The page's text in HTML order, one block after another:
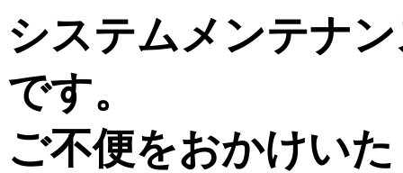
システムメンテナ
です。
ご不便をおかけい